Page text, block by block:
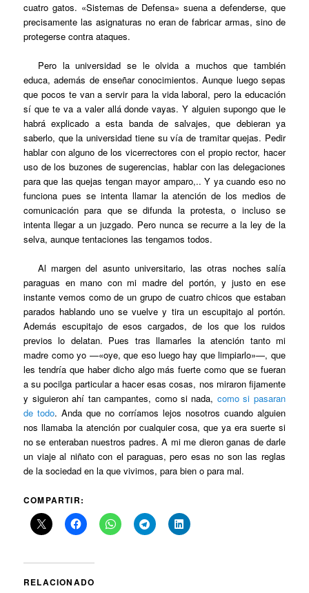
cuatro gatos. «Sistemas de Defensa» suena a defenderse, que
precisamente las asignaturas no eran de fabricar armas, sino de
protegerse contra ataques.
Pero la universidad se le olvida a muchos que también
educa, además de enseñar conocimientos. Aunque luego sepas
que pocos te van a servir para la vida laboral, pero la educación
sí que te va a valer allá donde vayas. Y alguien supongo que le
habrá explicado a esta banda de salvajes, que debieran ya
saberlo, que la universidad tiene su vía de tramitar quejas. Pedir
hablar con alguno de los vicerrectores con el propio rector, hacer
uso de los buzones de sugerencias, hablar con las delegaciones
para que las quejas tengan mayor amparo,.. Y ya cuando eso no
funciona pues se intenta llamar la atención de los medios de
comunicación para que se difunda la protesta, o incluso se
intenta llegar a un juzgado. Pero nunca se recurre a la ley de la
selva, aunque tentaciones las tengamos todos.
Al margen del asunto universitario, las otras noches salía
paraguas en mano con mi madre del portón, y justo en ese
instante vemos como de un grupo de cuatro chicos que estaban
parados hablando uno se vuelve y tira un escupitajo al portón.
Además escupitajo de esos cargados, de los que los ruidos
previos lo delatan. Pues tras llamarles la atención tanto mi
madre como yo —«oye, que eso luego hay que limpiarlo»—, que
les tendría que haber dicho algo más fuerte como que se fueran
a su pocilga particular a hacer esas cosas, nos miraron fijamente
y siguieron ahí tan campantes, como si nada, como si pasaran
de todo. Anda que no corríamos lejos nosotros cuando alguien
nos llamaba la atención por cualquier cosa, que ya era suerte si
no se enteraban nuestros padres. A mi me dieron ganas de darle
un viaje al niñato con el paraguas, pero esas no son las reglas
de la sociedad en la que vivimos, para bien o para mal.
COMPARTIR:
RELACIONADO